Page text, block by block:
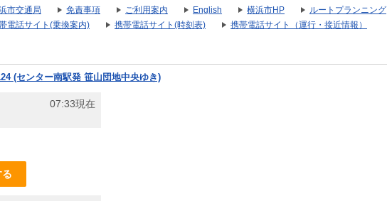
市交通局 免責事項 ご利用案内 English 横浜市HP ルートプランニング
電話サイト(乗換案内)
携帯電話サイト(時刻表) 携帯電話サイト（運行・接近情報）
(センター南駅発 笹山団地中央ゆき)
07:33現在